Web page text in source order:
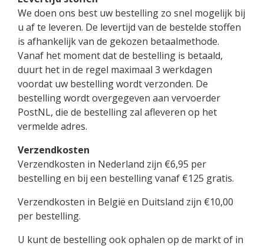
We doen ons best uw bestelling zo snel mogelijk bij
u af te leveren. De levertijd van de bestelde stoffen
is afhankelijk van de gekozen betaalmethode.
Vanaf het moment dat de bestelling is betaald,
duurt het in de regel maximaal 3 werkdagen
voordat uw bestelling wordt verzonden. De
bestelling wordt overgegeven aan vervoerder
PostNL, die de bestelling zal afleveren op het
vermelde adres.
Verzendkosten
Verzendkosten in Nederland zijn €6,95 per
bestelling en bij een bestelling vanaf €125 gratis.
Verzendkosten in België en Duitsland zijn €10,00
per bestelling.
U kunt de bestelling ook ophalen op de markt of in